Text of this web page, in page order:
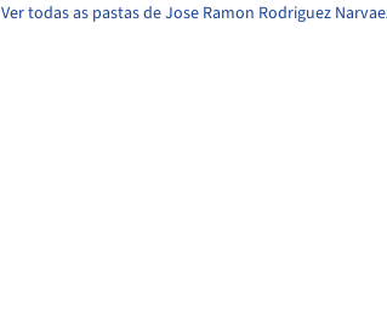
Ver todas as pastas de Jose Ramon Rodriguez